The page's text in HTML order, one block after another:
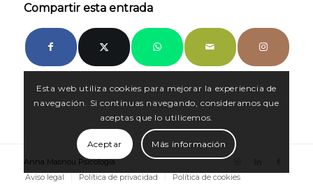
Compartir esta entrada
Anna Masnou Psicología
Aviso legal
Política de privacidad Política de cookies
Esta web utiliza cookies para mejorar la experiencia de
navegación. Si continuas navegando, consideramos que
aceptas que lo utilicemos.
Aceptar Más información